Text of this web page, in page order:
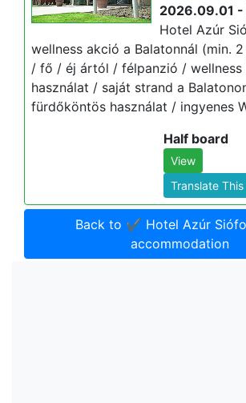
2026.09.01 -
Hotel Azúr
wellness akció a Balatonnál (min.
/ fő / éj ártól / félpanzió / wellness
használat / saját strand a
fürdőköntös használat / ingyenes
Half board
View
Translate
Back to ✔️ Hotel Azúr
accommodation